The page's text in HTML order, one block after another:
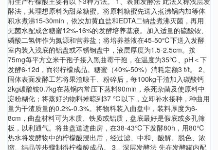
酵法，其理想原料为甜菜糖蜜。将原料糖蜜先送入煮沸锅内加等体
积水煮沸15-30min，依次加黄血盐和EDTA二钠盐煮沸灭菌，再用
无菌水配成含糖蜜12%-16%的发酵培养基液。加入适量的硫酸铵、
磷酸二氢钾作为氮源和营养盐；将培养基液在45-50℃下送入发酵
室内装入浅底的铝盘或不锈钢盘中，液层厚度为1.5-2.5cm。按
75mg每平方立米干孢子接入黑曲霉干孢，在温度为35℃、pH＜下
发酵6-12d，而得柠檬成品。糖蜜（40%-50%）消耗定额3 t/t。 2、
固体表面发酵工艺将果渣晾干、粉碎后，每100kg干渣加入碳酸钙
2kg碳酸铵0.7kg在蒸锅内常压下蒸料90min，杀死杂菌及使原料中
淀粉糊化；将蒸好的物料摊晾到37 ℃以下，立即补水接种，种曲用
量为干渣质量的0.2%-0.3%。将物料装入曲盘中，装料厚度为6-
8cm，曲盘材料可为木质、铁质或铝质，盘底最好是假底或多孔筛
板，以利通气。将曲盘送进曲房，在38-43℃下发酵80h，用80℃
热水将发酵物中的柠檬酸浸出后，经过滤、中和、酸解、脱色、浓
缩、结晶等步骤制得柠檬酸成品。 3、深层发酵法 先在发酵罐内配